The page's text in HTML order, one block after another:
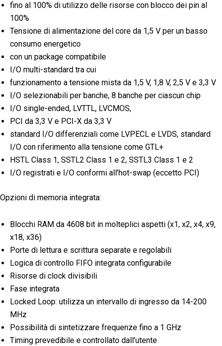
fino al 100% di utilizzo delle risorse con blocco dei pin al
100%
Tensione di alimentazione del core da 1,5 V per un basso
consumo energetico
con un package compatibile
I/O multi-standard tra cui
funzionamento a tensione mista da 1,5 V, 1,8 V, 2,5 V e 3,3 V
I/O selezionabili per banche, 8 banche per ciascun chip
I/O single-ended, LVTTL, LVCMOS,
PCI da 3,3 V e PCI-X da 3,3 V
standard I/O differenziali come LVPECL e LVDS, standard
I/O con riferimento alla tensione come GTL+
HSTL Class 1, SSTL2 Class 1 e 2, SSTL3 Class 1 e 2
I/O registrati e I/O conformi all’hot-swap (eccetto PCI)
Opzioni di memoria integrata:
Blocchi RAM da 4608 bit in molteplici aspetti (x1, x2, x4, x9,
x18, x36)
Porte di lettura e scrittura separate e regolabili
Logica di controllo FIFO integrata configurabile
Risorse di clock divisibili
Fase integrata
Locked Loop: utilizza un intervallo di ingresso da 14-200
MHz
Possibilità di sintetizzare frequenze fino a 1 GHz
Timing prevedibile e controllato dall’utente